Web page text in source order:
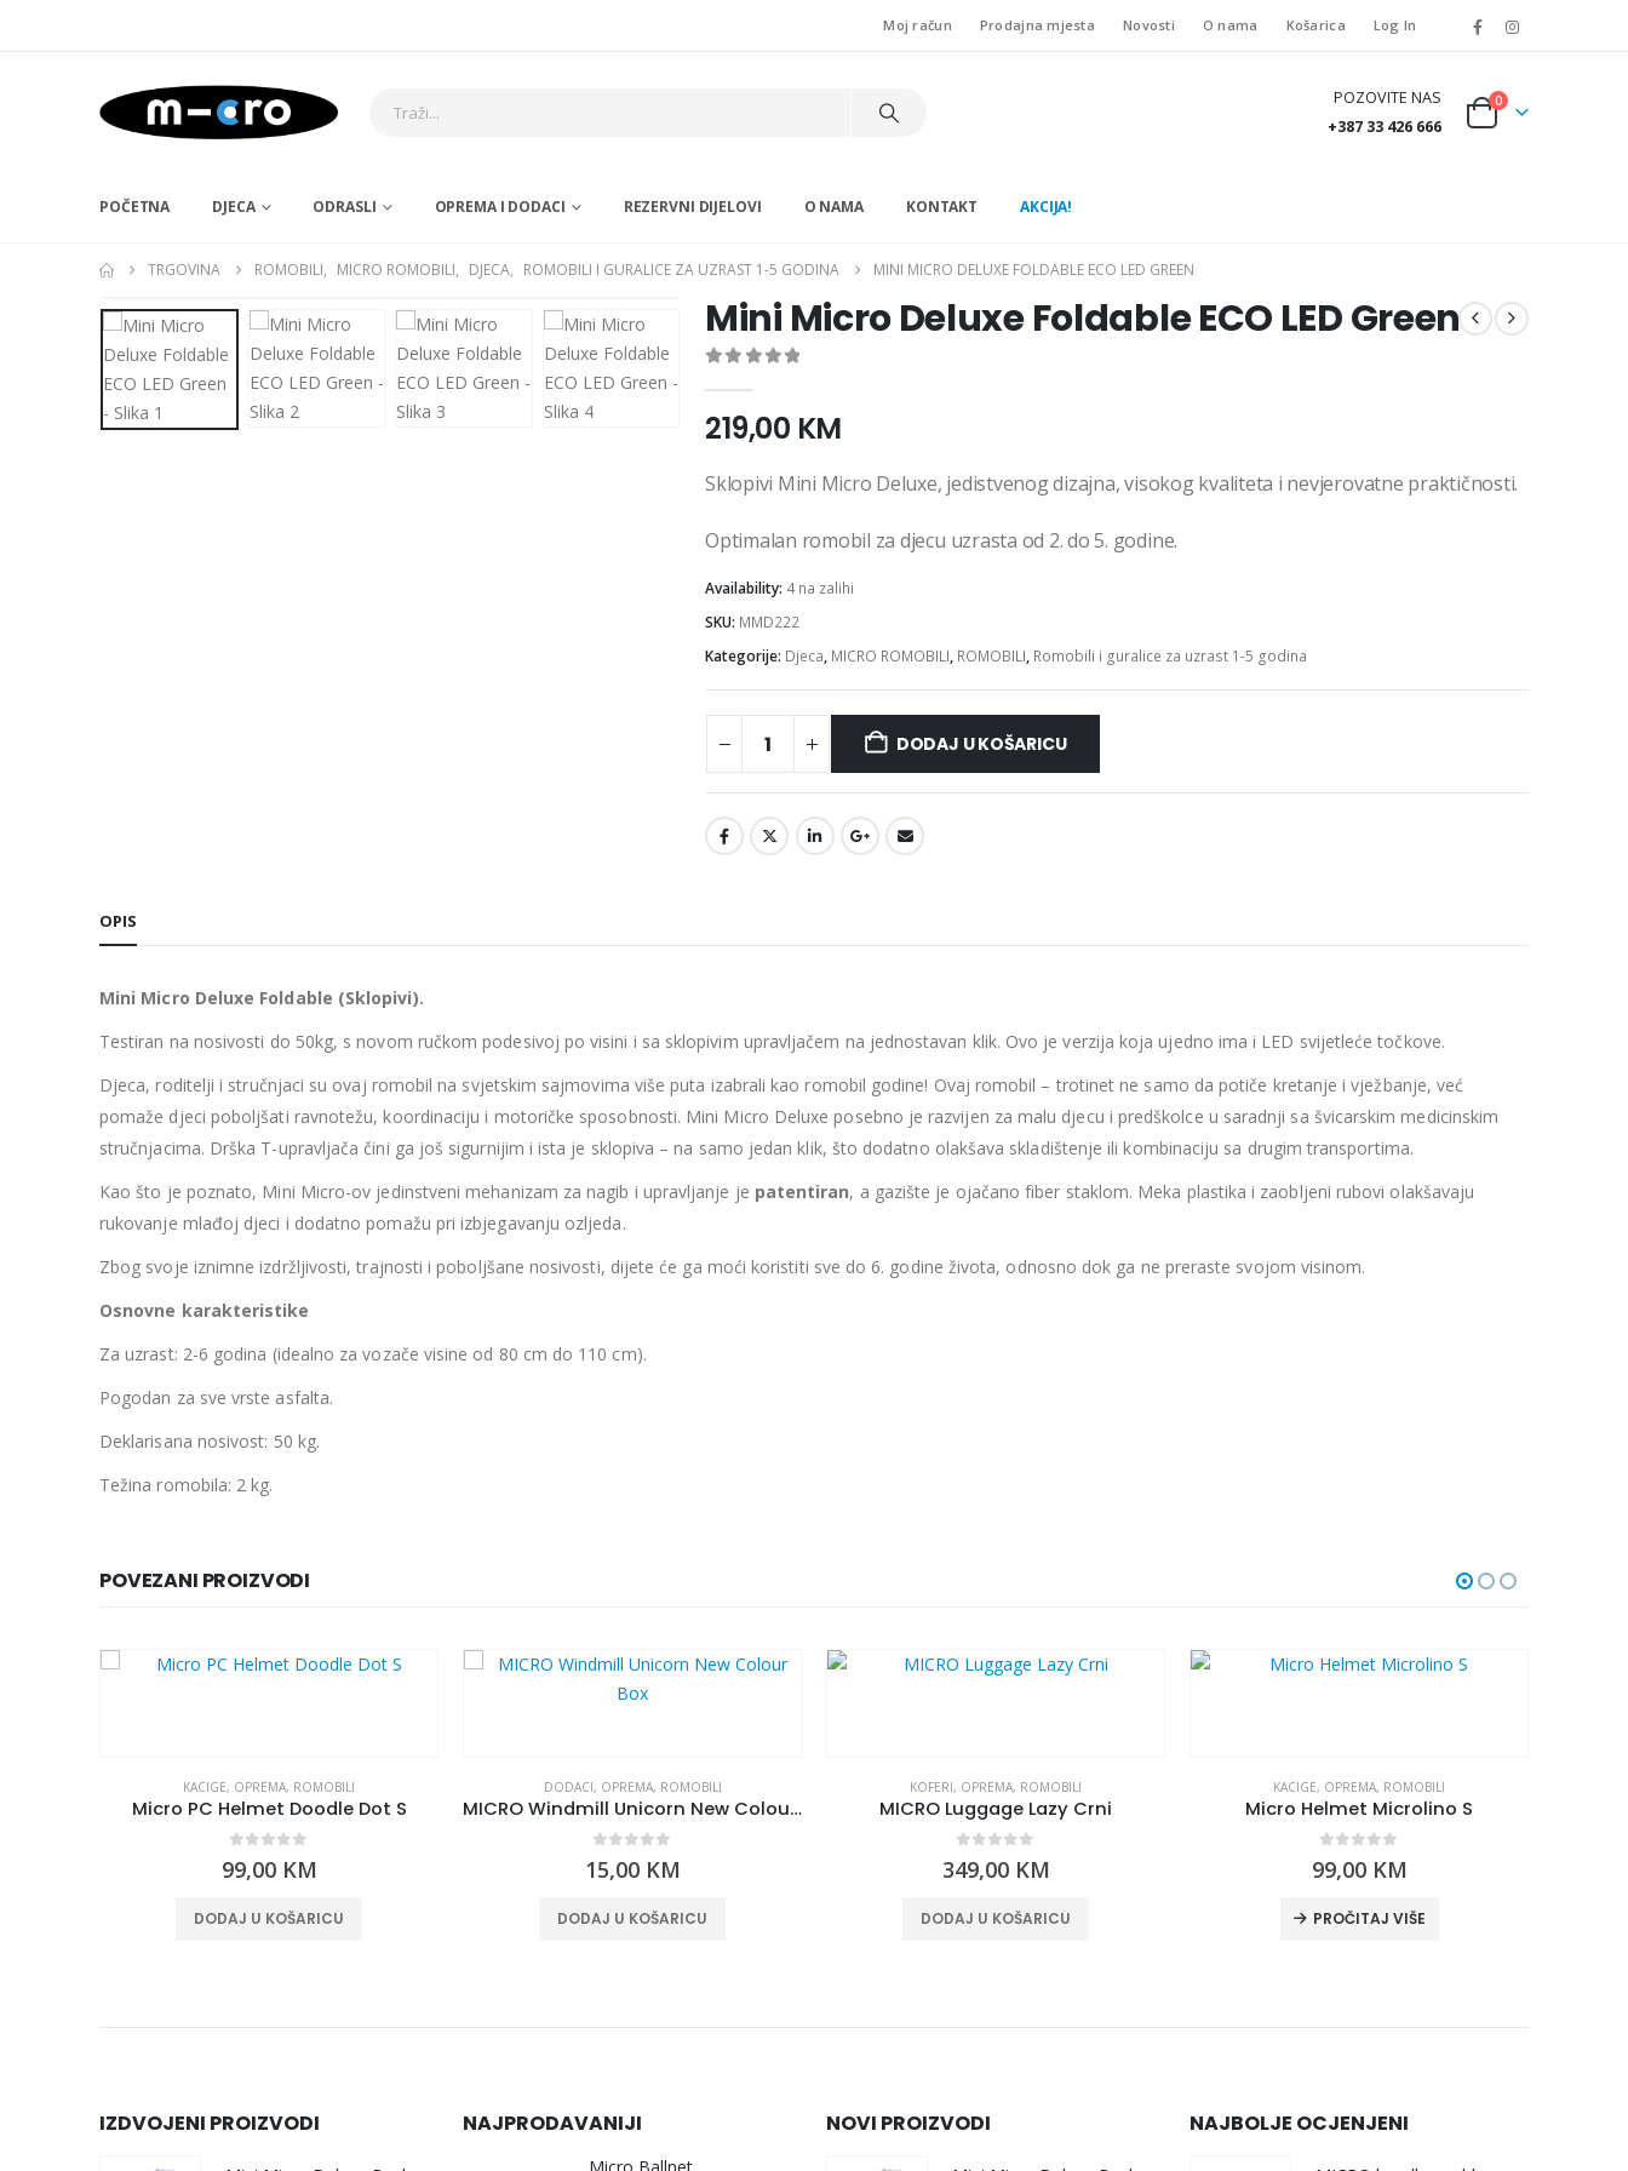
Moj račun Prodajna mjesta Novosti O nama Košarica Log In
POZOVITE NAS
+387 33 426 666
0
POČETNA DJECA ODRASLI OPREMA I DODACI REZERVNI DIJELOVI O NAMA KONTAKT AKCIJA!
TRGOVINA ROMOBILI, MICRO ROMOBILI, DJECA, ROMOBILI I GURALICE ZA UZRAST 1-5 GODINA MINI MICRO DELUXE FOLDABLE ECO LED GREEN
Mini Micro Deluxe Foldable ECO LED Green
219,00 KM
Sklopivi Mini Micro Deluxe, jedistvenog dizajna, visokog kvaliteta i nevjerovatne praktičnosti.
Optimalan romobil za djecu uzrasta od 2. do 5. godine.
Availability: 4 na zalihi
SKU: MMD222
Kategorije: Djeca, MICRO ROMOBILI, ROMOBILI, Romobili i guralice za uzrast 1-5 godina
DODAJ U KOŠARICU
OPIS
Mini Micro Deluxe Foldable (Sklopivi).
Testiran na nosivosti do 50kg, s novom ručkom podesivoj po visini i sa sklopivim upravljačem na jednostavan klik. Ovo je verzija koja ujedno ima i LED svijetleće točkove.
Djeca, roditelji i stručnjaci su ovaj romobil na svjetskim sajmovima više puta izabrali kao romobil godine! Ovaj romobil – trotinet ne samo da potiče kretanje i vježbanje, već
pomaže djeci poboljšati ravnotežu, koordinaciju i motoričke sposobnosti. Mini Micro Deluxe posebno je razvijen za malu djecu i predškolce u saradnji sa švicarskim medicinskim
stručnjacima. Drška T-upravljača čini ga još sigurnijim i ista je sklopiva – na samo jedan klik, što dodatno olakšava skladištenje ili kombinaciju sa drugim transportima.
Kao što je poznato, Mini Micro-ov jedinstveni mehanizam za nagib i upravljanje je patentiran, a gazište je ojačano fiber staklom. Meka plastika i zaobljeni rubovi olakšavaju
rukovanje mlađoj djeci i dodatnopomažu pri izbjegavanju ozljeda.
Zbog svoje iznimne izdržljivosti, trajnosti i poboljšane nosivosti, dijete će ga moći koristiti sve do 6. godine života, odnosno dok ga ne preraste svojom visinom.
Osnovne karakteristike
Za uzrast: 2-6 godina (idealno za vozače visine od 80 cm do 110 cm).
Pogodan za sve vrste asfalta.
Deklarisana nosivost: 50 kg.
Težina romobila: 2 kg.
POVEZANI PROIZVODI
KACIGE, OPREMA, ROMOBILI
Micro PC Helmet Doodle Dot S
99,00 KM
DODAJ U KOŠARICU
DODACI, OPREMA, ROMOBILI
MICRO Windmill Unicorn New Colour Box
15,00 KM
DODAJ U KOŠARICU
KOFERI, OPREMA, ROMOBILI
MICRO Luggage Lazy Crni
349,00 KM
DODAJ U KOŠARICU
KACIGE, OPREMA, ROMOBILI
Micro Helmet Microlino S
99,00 KM
PROČITAJ VIŠE
IZDVOJENI PROIZVODI NAJPRODAVANIJI
Micro Ballnet
NOVI PROIZVODI NAJBOLJE OCJENJENI